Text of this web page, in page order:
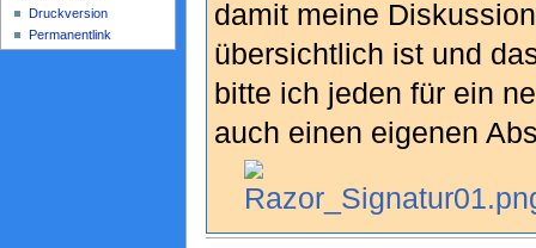
damit meine
übersichtlich ist und
bitte ich jeden für ein
auch einen eigenen
Druckversion
Permanentlink